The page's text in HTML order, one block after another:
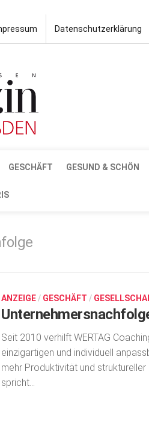
Datenschutzerklärung
GESCHÄFT GESUND & SCHÖN
ANZEIGE / GESCHÄFT /
Seit 2010 verhilft WERTAG
einzigartigen und individuell
mehr Produktivität und
spricht...